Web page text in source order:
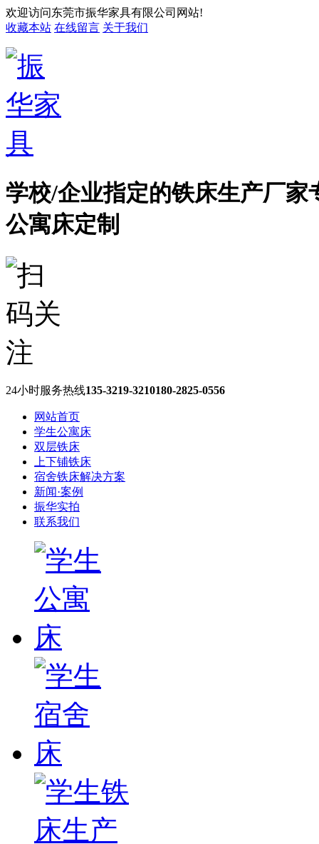
欢迎访问东莞市振华家具有限公司网站!
收藏本站 在线留言 关于我们
学校/企业指定的铁床生产厂家
公寓床定制
24小时服务热线135-3219-3210180-2825-0556
网站首页
学生公寓床
双层铁床
上下铺铁床
宿舍铁床解决方案
新闻·案例
振华实拍
联系我们